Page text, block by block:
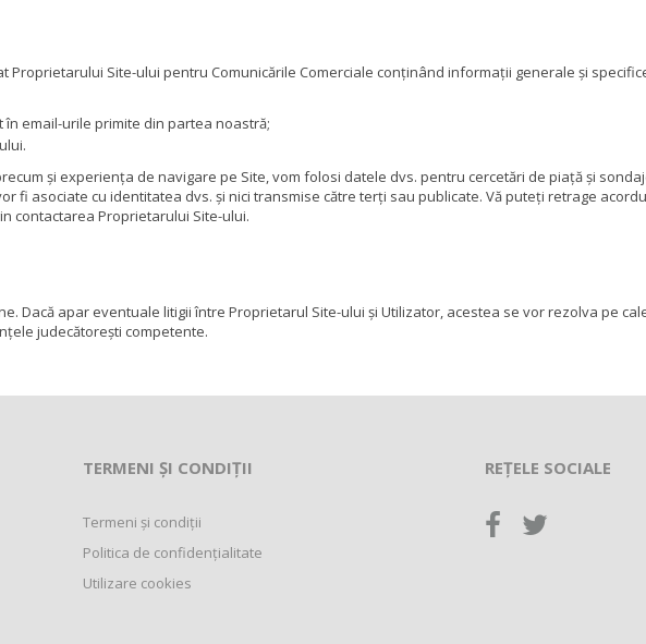
Proprietarului Site-ului pentru Comunicările Comerciale conținând informații generale și
email-urile primite din partea noastră;
și experiența de navigare pe Site, vom folosi datele dvs. pentru cercetări de piață și
fi asociate cu identitatea dvs. și nici transmise către terți sau publicate. Vă puteți retrage
contactarea Proprietarului Site-ului.
Dacă apar eventuale litigii între Proprietarul Site-ului și Utilizator, acestea se vor rezolva pe
judecătorești competente.
TERMENI ȘI CONDIȚII
Termeni și condiții
Politica de confidențialitate
Utilizare cookies
REȚELE SOCIALE